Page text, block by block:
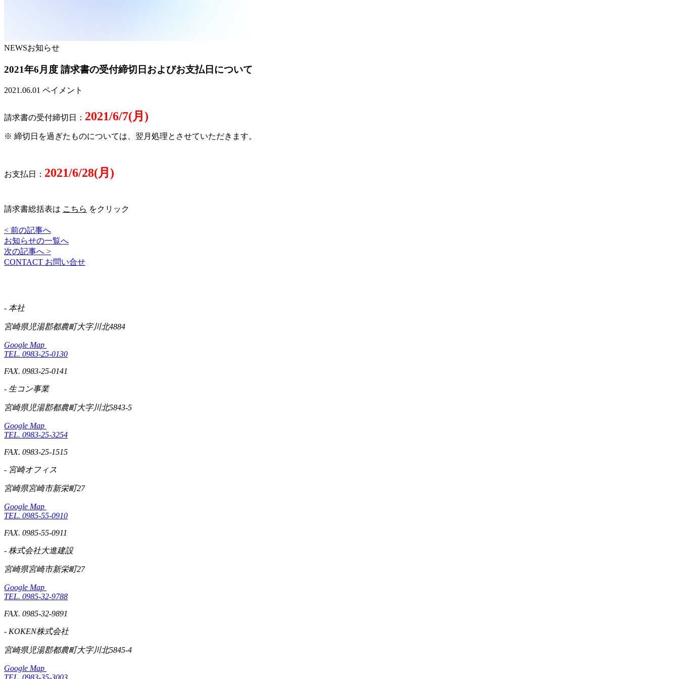
NEWSお知らせ
2021年6月度 請求書の受付締切日およびお支払日について
2021.06.01 ペイメント
請求書の受付締切日： 2021/6/7(月)
※ 締切日を過ぎたものについては、翌月処理とさせていただきます。
お支払日： 2021/6/28(月)
請求書総括表は こちら をクリック
< 前の記事へ
お知らせの一覧へ
次の記事へ >
CONTACT お問い合せ
- 本社
宮崎県児湯郡都農町大字川北4884
Google Map
TEL. 0983-25-0130
FAX. 0983-25-0141
- 生コン事業
宮崎県児湯郡都農町大字川北5843-5
Google Map
TEL. 0983-25-3254
FAX. 0983-25-1515
- 宮崎オフィス
宮崎県宮崎市新栄町27
Google Map
TEL. 0985-55-0910
FAX. 0985-55-0911
- 株式会社大進建設
宮崎県宮崎市新栄町27
Google Map
TEL. 0985-32-9788
FAX. 0985-32-9891
- KOKEN株式会社
宮崎県児湯郡都農町大字川北5845-4
Google Map